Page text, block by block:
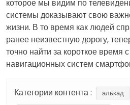
которое мы видим по
системы доказывают свою
жизни. В то время как людей
ранее неизвестную дорогу,
точно найти за короткое время
навигационных систем
Категории контента : алькад